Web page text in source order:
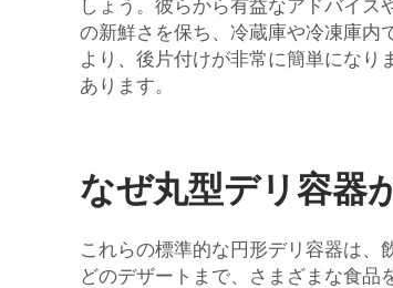
しょう。彼らから有益なアドバイ
の新鮮さを保ち、冷蔵庫や冷凍庫内
より、後片付けが非常に簡単にな
あります。
なぜ丸型デリ容器
これらの標準的な円形デリ容器は
どのデザートまで、さまざまな食品